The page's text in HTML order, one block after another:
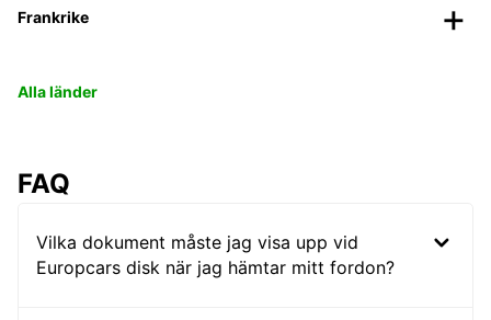
Frankrike
Alla länder
FAQ
Vilka dokument måste jag visa upp vid
Europcars disk när jag hämtar mitt fordon?